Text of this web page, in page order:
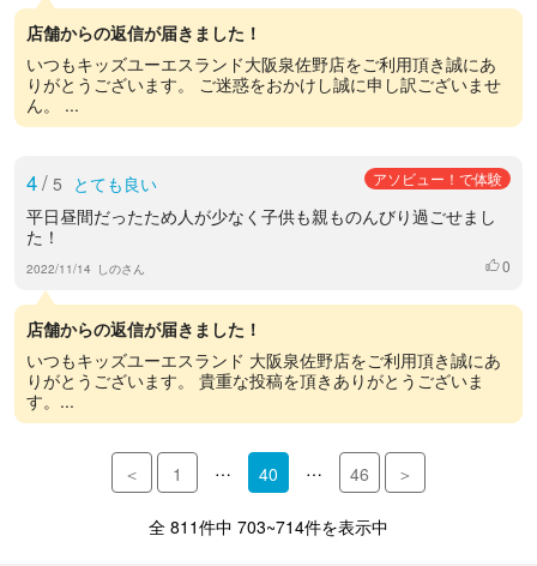
店舗からの返信が届きました！
いつもキッズユーエスランド大阪泉佐野店をご利用頂き誠にあ
りがとうございます。 ご迷惑をおかけし誠に申し訳ございませ
ん。 ...
4/ 5 とても良い アソビュー！で体験
平日昼間だったため人が少なく子供も親ものんびり過ごせまし
た！
2022/11/14 しのさん いいね
0
店舗からの返信が届きました！
いつもキッズユーエスランド 大阪泉佐野店をご利用頂き誠にあ
りがとうございます。 貴重な投稿を頂きありがとうございま
す。...
＜ 1 … 40 … 46 ＞
全 811件中 703~714件を表示中